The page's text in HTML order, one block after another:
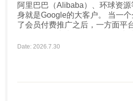
阿里巴巴（Alibaba）、环球资
身就是Google的大客户。 当一个企业在这些平台上做
了会员付费推广之后，一方面平
上投放广告，批发流量进来之后
的同行业厂商，有多少流量能到
Google广告，可以用更具性价
者...
Date: 2026.7.30